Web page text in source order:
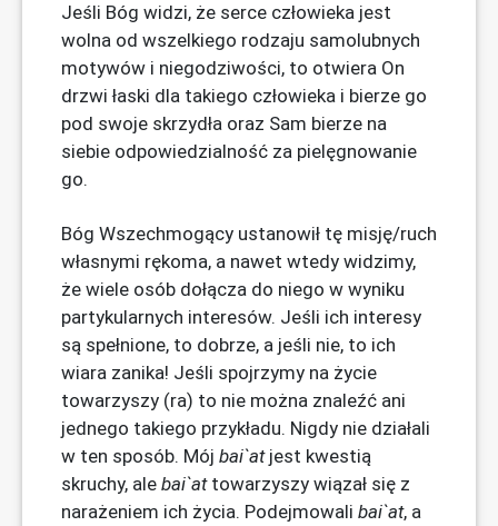
Jeśli Bóg widzi, że serce człowieka jest
wolna od wszelkiego rodzaju samolubnych
motywów i niegodziwości, to otwiera On
drzwi łaski dla takiego człowieka i bierze go
pod swoje skrzydła oraz Sam bierze na
siebie odpowiedzialność za pielęgnowanie
go.
Bóg Wszechmogący ustanowił tę misję/ruch
własnymi rękoma, a nawet wtedy widzimy,
że wiele osób dołącza do niego w wyniku
partykularnych interesów. Jeśli ich interesy
są spełnione, to dobrze, a jeśli nie, to ich
wiara zanika! Jeśli spojrzymy na życie
towarzyszy (ra) to nie można znaleźć ani
jednego takiego przykładu. Nigdy nie działali
w ten sposób. Mój bai`atjest kwestią
skruchy, ale bai`attowarzyszy wiązał się z
narażeniem ich życia. Podejmowali bai`at, a